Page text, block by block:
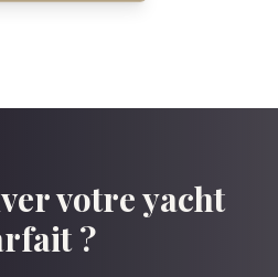
votre yacht
?